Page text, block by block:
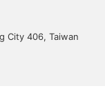
City 406, Taiwan